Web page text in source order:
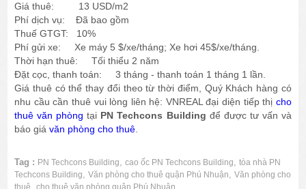
Giá thuê: 13 USD/m2
Phí dịch vụ: Đã bao gồm
Thuế GTGT: 10%
Phí gửi xe: Xe máy 5 $/xe/tháng; Xe hơi 45$/xe/tháng.
Thời hạn thuê: Tối thiểu 2 năm
Đặt cọc, thanh toán: 3 tháng - thanh toán 1 tháng 1 lần.
Giá thuê có thể thay đổi theo từ thời điểm, Quý Khách hàng có
nhu cầu cần thuê vui lòng liên hệ: VNREAL đại diện tiếp thị cho
thuê văn phòng tại PN Techcons Building để được tư vấn và
báo giávăn phòng cho thuê.
Tag : PN Techcons Building,cao ốc PN Techcons Building,tòa nhà PN
Techcons Building,Văn phòng cho thuê quận Phú Nhuận,Văn phòng cho
,